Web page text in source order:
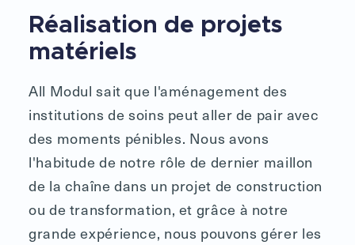
Réalisation de projets
matériels
All Modul sait que l'aménagement des
institutions de soins peut aller de pair avec
des moments pénibles. Nous avons
l'habitude de notre rôle de dernier maillon
de la chaîne dans un projet de construction
ou de transformation, et grâce à notre
grande expérience, nous pouvons gérer les